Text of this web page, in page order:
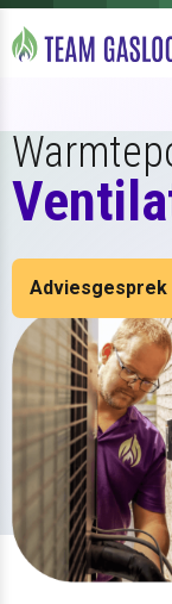
Adviesgesprek